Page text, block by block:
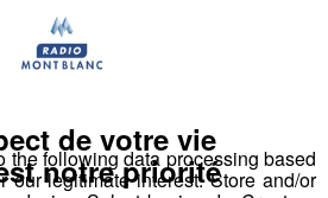
destination !
d'activités dans la région !
the following data processing based
our legitimate interest: Store and/or
de votre vie
notre priorité